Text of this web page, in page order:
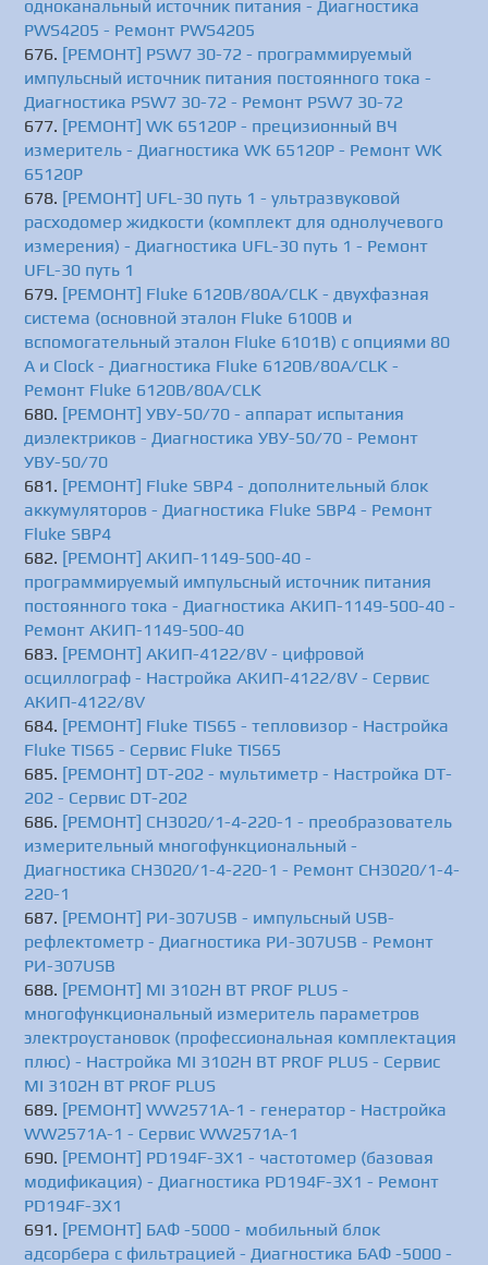
одноканальный источник питания - Диагностика
PWS4205 - Ремонт PWS4205
[РЕМОНТ] PSW7 30-72 - программируемый
импульсный источник питания постоянного тока -
Диагностика PSW7 30-72 - Ремонт PSW7 30-72
[РЕМОНТ] WK 65120P - прецизионный ВЧ
измеритель - Диагностика WK 65120P - Ремонт WK
65120P
[РЕМОНТ] UFL-30 путь 1 - ультразвуковой
расходомер жидкости (комплект для однолучевого
измерения) - Диагностика UFL-30 путь 1 - Ремонт
UFL-30 путь 1
[РЕМОНТ] Fluke 6120B/80A/CLK - двухфазная
система (основной эталон Fluke 6100B и
вспомогательный эталон Fluke 6101B) с опциями 80
A и Clock - Диагностика Fluke 6120B/80A/CLK -
Ремонт Fluke 6120B/80A/CLK
[РЕМОНТ] УВУ-50/70 - аппарат испытания
диэлектриков - Диагностика УВУ-50/70 - Ремонт
УВУ-50/70
[РЕМОНТ] Fluke SBP4 - дополнительный блок
аккумуляторов - Диагностика Fluke SBP4 - Ремонт
Fluke SBP4
[РЕМОНТ] АКИП-1149-500-40 -
программируемый импульсный источник питания
постоянного тока - Диагностика АКИП-1149-500-40 -
Ремонт АКИП-1149-500-40
[РЕМОНТ] АКИП-4122/8V - цифровой
осциллограф - Настройка АКИП-4122/8V - Сервис
АКИП-4122/8V
[РЕМОНТ] Fluke TIS65 - тепловизор - Настройка
Fluke TIS65 - Сервис Fluke TIS65
[РЕМОНТ] DT-202 - мультиметр - Настройка DT-
202 - Сервис DT-202
[РЕМОНТ] CH3020/1-4-220-1 - преобразователь
измерительный многофункциональный -
Диагностика CH3020/1-4-220-1 - Ремонт CH3020/1-4-
220-1
[РЕМОНТ] РИ-307USB - импульсный USB-
рефлектометр - Диагностика РИ-307USB - Ремонт
РИ-307USB
[РЕМОНТ] MI 3102H BT PROF PLUS -
многофункциональный измеритель параметров
электроустановок (профессиональная комплектация
плюс) - Настройка MI 3102H BT PROF PLUS - Сервис
MI 3102H BT PROF PLUS
[РЕМОНТ] WW2571A-1 - генератор - Настройка
WW2571A-1 - Сервис WW2571A-1
[РЕМОНТ] PD194F-3X1 - частотомер (базовая
модификация) - Диагностика PD194F-3X1 - Ремонт
PD194F-3X1
[РЕМОНТ] БАФ -5000 - мобильный блок
адсорбера с фильтрацией - Диагностика БАФ -5000 -